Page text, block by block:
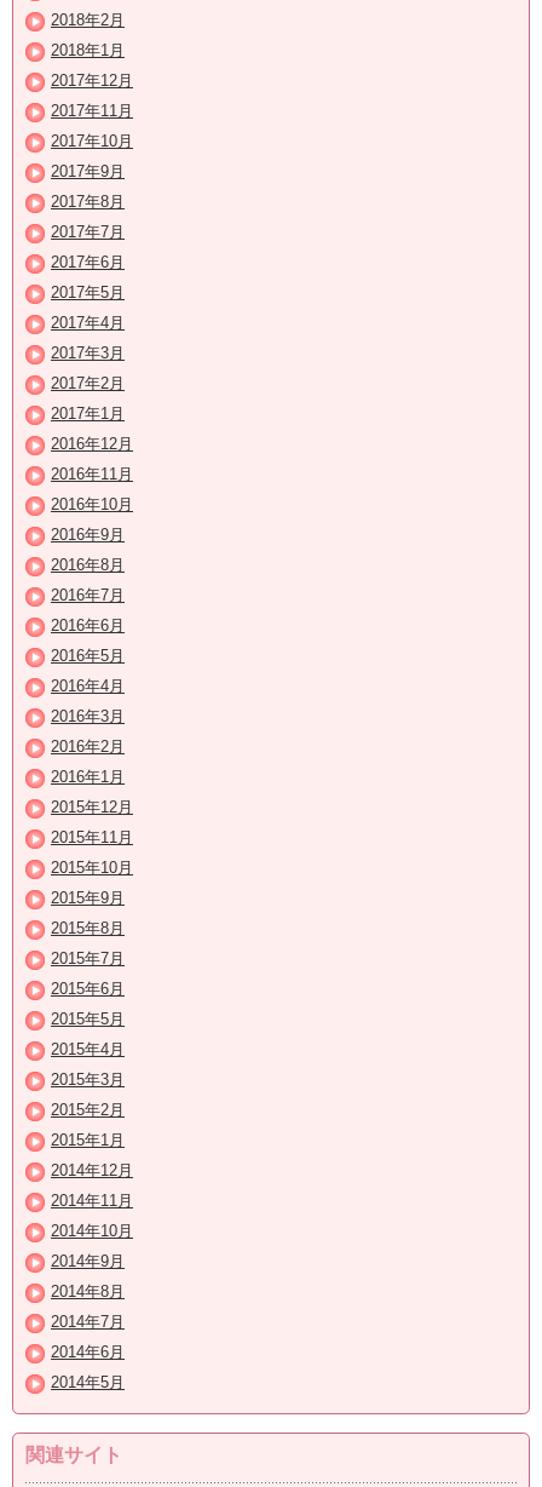
2018年2月
2018年1月
2017年12月
2017年11月
2017年10月
2017年9月
2017年8月
2017年7月
2017年6月
2017年5月
2017年4月
2017年3月
2017年2月
2017年1月
2016年12月
2016年11月
2016年10月
2016年9月
2016年8月
2016年7月
2016年6月
2016年5月
2016年4月
2016年3月
2016年2月
2016年1月
2015年12月
2015年11月
2015年10月
2015年9月
2015年8月
2015年7月
2015年6月
2015年5月
2015年4月
2015年3月
2015年2月
2015年1月
2014年12月
2014年11月
2014年10月
2014年9月
2014年8月
2014年7月
2014年6月
2014年5月
関連サイト